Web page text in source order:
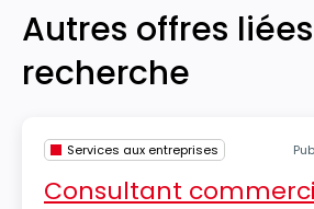
Autres offres
recherche
Services aux entreprises
Consultant